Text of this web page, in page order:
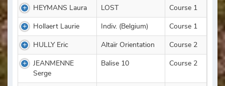
HEYMANS Laura
LOST
Course 1
Hollaert Laurie
Indiv. (Belgium)
Course 1
HULLY Eric
Altaïr Orientation
Course 2
JEANMENNE
Serge
Balise 10 Course 2